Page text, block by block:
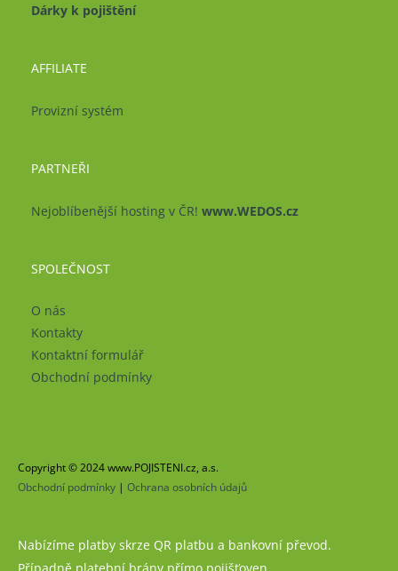
Dárky k pojištění
AFFILIATE
Provizní systém
PARTNEŘI
Nejoblíbenější hosting v ČR! www.WEDOS.cz
SPOLEČNOST
O nás
Kontakty
Kontaktní formulář
Obchodní podmínky
Copyright © 2024 www.POJISTENI.cz, a.s.
Obchodní podmínky | Ochrana osobních údajů
Nabízíme platby skrze QR platbu a bankovní převod.